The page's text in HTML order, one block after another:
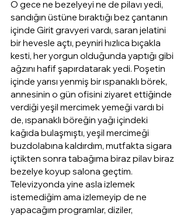
O gece ne bezelyeyi ne de pilavı yedi,
sandığın üstüne bıraktığı bez çantanın
içinde Girit gravyeri vardı, saran jelatini
bir hevesle açtı, peyniri hızlıca bıçakla
kesti, her yorgun olduğunda yaptığı gibi
ağzını hafif şapırdatarak yedi. Poşetin
içinde yarısı yenmiş bir ıspanaklı börek,
annesinin o gün ofisini ziyaret ettiğinde
verdiği yeşil mercimek yemeği vardı bi
de, ıspanaklı böreğin yağı içindeki
kağıda bulaşmıştı, yeşil mercimeği
buzdolabına kaldırdım, mutfakta sigara
içtikten sonra tabağıma biraz pilav biraz
bezelye koyup salona geçtim.
Televizyonda yine asla izlemek
istemediğim ama izlemeyip de ne
yapacağım programlar, diziler,